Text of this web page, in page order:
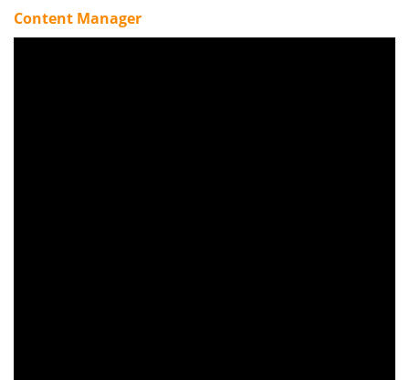
Content Manager